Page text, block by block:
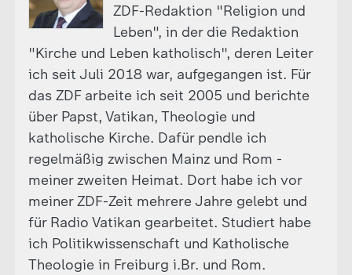
ZDF-Redaktion "Religion und
Leben", in der die Redaktion
"Kirche und Leben katholisch", deren Leiter
ich seit Juli 2018 war, aufgegangen ist. Für
das ZDF arbeite ich seit 2005 und berichte
über Papst, Vatikan, Theologie und
katholische Kirche. Dafür pendle ich
regelmäßig zwischen Mainz und Rom -
meiner zweiten Heimat. Dort habe ich vor
meiner ZDF-Zeit mehrere Jahre gelebt und
für Radio Vatikan gearbeitet. Studiert habe
ich Politikwissenschaft und Katholische
Theologie in Freiburg i.Br. und Rom.